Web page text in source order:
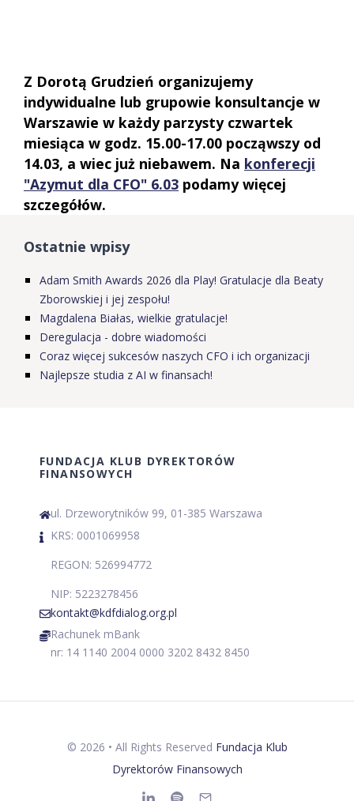
Z Dorotą Grudzień organizujemy
indywidualne lub grupowie konsultancje w
Warszawie w każdy parzysty czwartek
miesiąca w godz. 15.00-17.00 począwszy od
14.03, a wiec już niebawem. Na konferecji
"Azymut dla CFO" 6.03 podamy więcej
szczegółów.
Ostatnie wpisy
Adam Smith Awards 2026 dla Play! Gratulacje dla Beaty
Zborowskiej i jej zespołu!
Magdalena Białas, wielkie gratulacje!
Deregulacja - dobre wiadomości
Coraz więcej sukcesów naszych CFO i ich organizacji
Najlepsze studia z AI w finansach!
FUNDACJA KLUB DYREKTORÓW
FINANSOWYCH
ul. Drzeworytników 99, 01-385 Warszawa
KRS: 0001069958
REGON: 526994772
NIP: 5223278456
kontakt@kdfdialog.org.pl
Rachunek mBank
nr: 14 1140 2004 0000 3202 8432 8450
© 2026 • All Rights Reserved Fundacja Klub
Dyrektorów Finansowych